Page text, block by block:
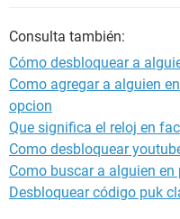
Consulta también:
Cómo desbloquear a
Como agregar a alguien
opcion
Que significa el reloj en
Como desbloquear
Como buscar a alguien en
Desbloquear código puk